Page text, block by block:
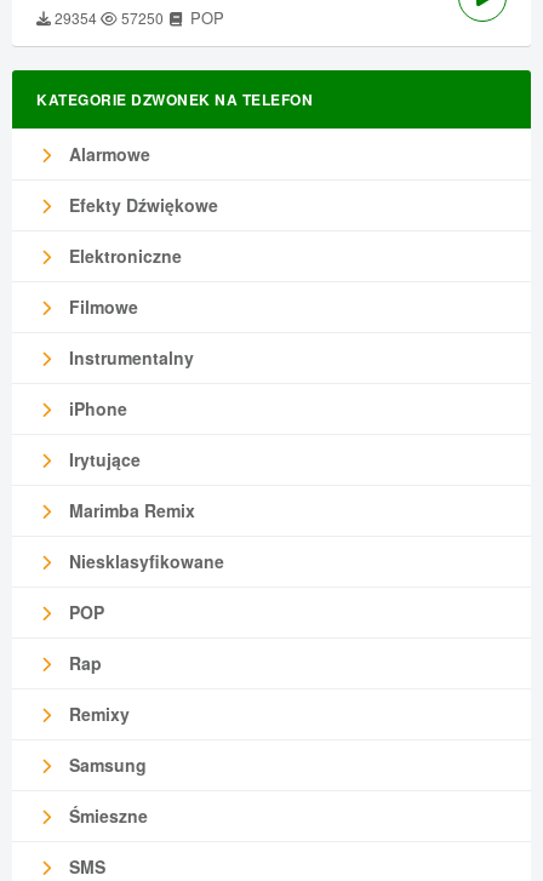
29354 57250 POP
KATEGORIE DZWONEK NA TELEFON
Alarmowe
Efekty Dźwiękowe
Elektroniczne
Filmowe
Instrumentalny
iPhone
Irytujące
Marimba Remix
Niesklasyfikowane
POP
Rap
Remixy
Samsung
Śmieszne
SMS